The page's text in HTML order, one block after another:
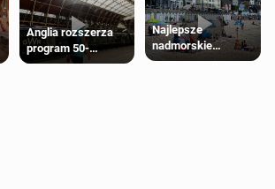
Anglia rozszerza
program 50-
procentowych
Najlepsze
nadmorskie
miasteczko blisko